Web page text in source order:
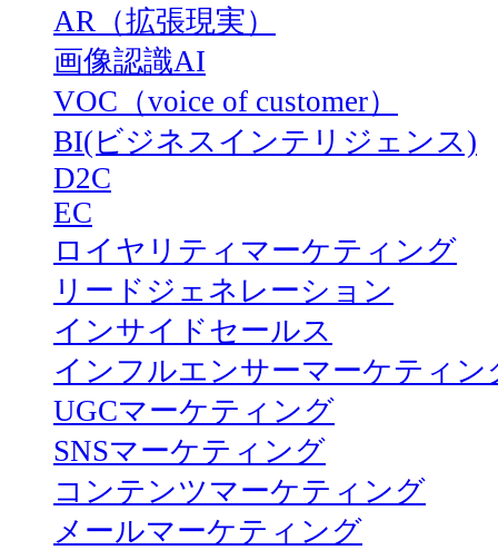
AR（拡張現実）
画像認識AI
VOC（voice of customer）
BI(ビジネスインテリジェンス)
D2C
EC
ロイヤリティマーケティング
リードジェネレーション
インサイドセールス
インフルエンサーマーケティン
UGCマーケティング
SNSマーケティング
コンテンツマーケティング
メールマーケティング